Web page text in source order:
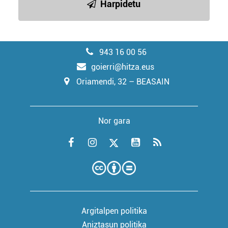
Harpidetu
943 16 00 56
goierri@hitza.eus
Oriamendi, 32 – BEASAIN
Nor gara
Argitalpen politika
Aniztasun politika